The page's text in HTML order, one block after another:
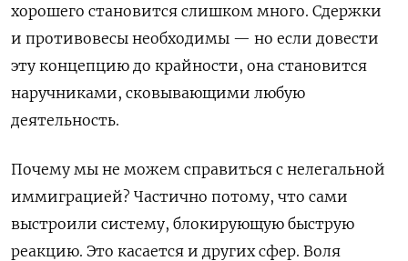
хорошего становится слишком много. Сдержки
и противовесы необходимы — но если довести
эту концепцию до крайности, она становится
наручниками, сковывающими любую
деятельность.
Почему мы не можем справиться с нелегальной
иммиграцией? Частично потому, что сами
выстроили систему, блокирующую быструю
реакцию. Это касается и других сфер. Воля